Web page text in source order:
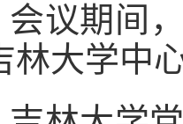
会议期间
林大学中